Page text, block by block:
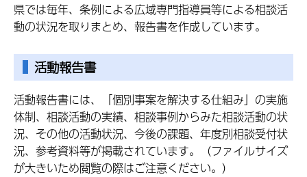
県では毎年、条例による広域専門指導員等による相談活
動の状況を取りまとめ、報告書を作成しています。
活動報告書
活動報告書には、「個別事案を解決する仕組み」の実施
体制、相談活動の実績、相談事例からみた相談活動の状
況、その他の活動状況、今後の課題、年度別相談受付状
況、参考資料等が掲載されています。（ファイルサイズ
が大きいため閲覧の際はご注意ください。）